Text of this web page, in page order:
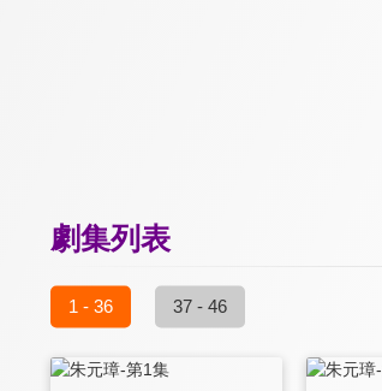
劇集列表
1 - 36 37 - 46